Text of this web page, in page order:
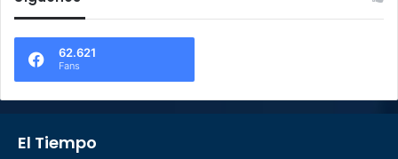
62.621
Fans
El Tiempo